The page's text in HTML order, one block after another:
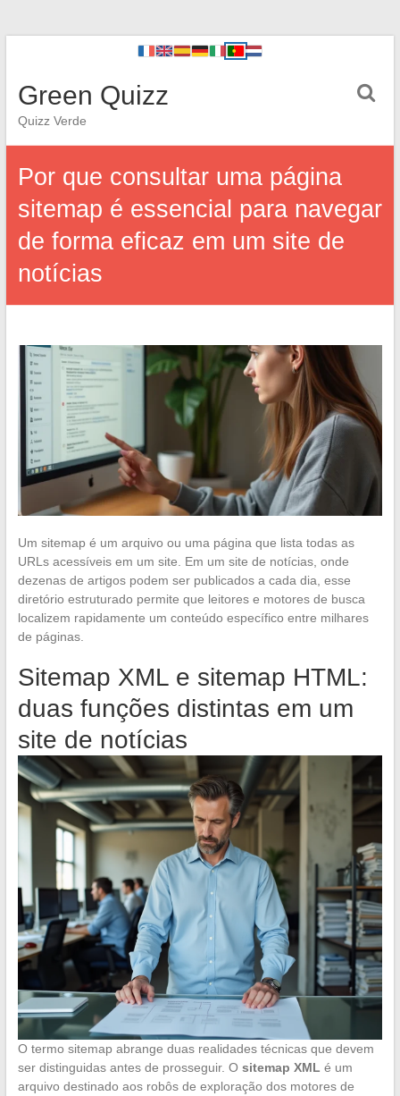
Green Quizz
Quizz Verde
Por que consultar uma página
sitemap é essencial para navegar
de forma eficaz em um site de
notícias
Um sitemap é um arquivo ou uma página que lista todas as
URLs acessíveis em um site. Em um site de notícias, onde
dezenas de artigos podem ser publicados a cada dia, esse
diretório estruturado permite que leitores e motores de busca
localizem rapidamente um conteúdo específico entre milhares
de páginas.
Sitemap XML e sitemap HTML:
duas funções distintas em um
site de notícias
O termo sitemap abrange duas realidades técnicas que devem
ser distinguidas antes de prosseguir. O sitemap XML é um
arquivo destinado aos robôs de exploração dos motores de